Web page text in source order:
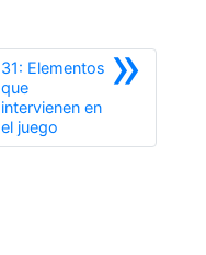
»
31: Elementos
que
intervienen en
el juego